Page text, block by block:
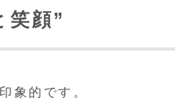
顔”
象的です。